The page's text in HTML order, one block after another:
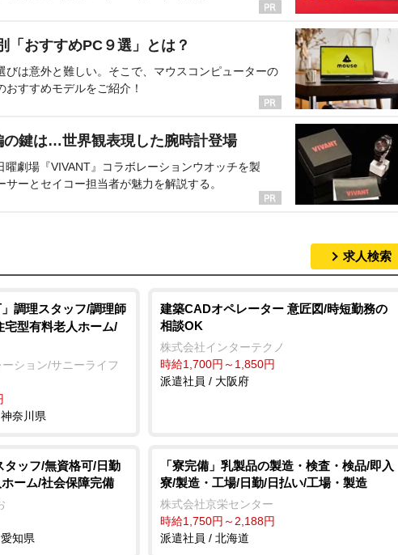
「おすすめPC９選」とは？
びは意外と難しい。そこで、マウスコンピューターの
すすめモデルをご紹介！
の鍵は…世界観表現した腕時計登場
曜劇場『VIVANT』コラボレーションウオッチを製
ーとセイコー担当者が魅力を解説する。
求人検索
」調理スタッフ/調理師
宅型有料老人ホーム/
ション/サニーライフ
奈川県
建築CADオペレーター 意匠図/時短勤務の
相談OK
株式会社インターテクノ
時給1,700円～1,850円
派遣社員 / 大阪府
タッフ/無資格可/日勤
ーム/社会保障完備
知県
「寮完備」乳製品の製造・検査・検品/即入
寮/製造・工場/日勤/日払い/工場・製造
株式会社京栄センター
時給1,750円～2,188円
派遣社員 / 北海道